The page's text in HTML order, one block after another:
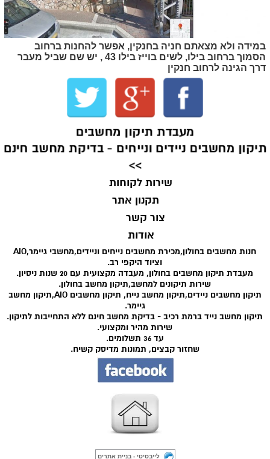
צור קשר
אודות
תקנון אתר
שירות לקוחות
חנות מחשבים בחולון,מכירת מחשבים נייחים וניידים,מחשבי גיימר,AIO
וציוד היקפי רב.
מעבדת תיקון מחשבים בחולון, מעבדה מקצועית עם 20 שנות ניסיון.
שירות תיקונים למחשב,תיקון מחשב בחולון.
תיקון מחשבים ניידים,תיקון מחשב נייח, תיקון מחשבים AIO,תיקון מחשב
גיימר.
תיקון מחשב נייד ברמת רכיב - בדיקת מחשב חינם ללא התחייבות לתיקון.
שירות מהיר ומקצועי.
עד 36 תשלומים.
שחזור קבצים, תמונות מדיסק קשיח.
מעבדת תיקון מחשבים
תיקון מחשבים ניידים ונייחים - בדיקת מחשב חינם
>>
במידה ולא מצאתם חניה בחנקין, אפשר להחנות ברחוב
הסמוך ברחוב בילו, לשים בוייז בילו 43 , יש שם שביל מעבר
דרך הגינה לרחוב חנקין
לייבסיטי - בניית אתרים